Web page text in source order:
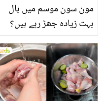
مون سون موسم میں بال
بہت زیادہ جھڑ رہے ہیں؟
جانیں بالوں کو مضبوط
بنانے کے چند قدرتی طریقے